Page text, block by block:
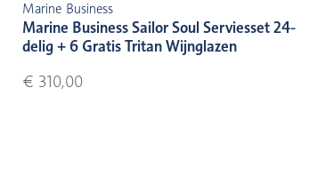
Marine Business
Marine Business Sailor Soul Serviesset 24-
delig + 6 Gratis Tritan Wijnglazen
€ 310,00